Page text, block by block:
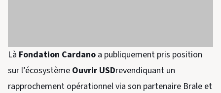
Là Fondation Cardano a publiquement pris position
sur l’écosystème Ouvrir USDrevendiquant un
rapprochement opérationnel via son partenaire Brale et